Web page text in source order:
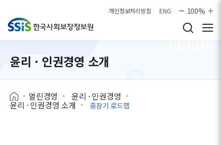
개인정보처리방침 ENG 100%
윤리 · 인권경영 소개
열린경영 윤리 · 인권경영
윤리 · 인권경영 소개 중장기 로드맵